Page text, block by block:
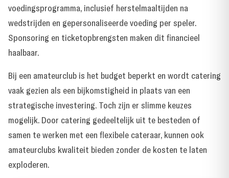
voedingsprogramma, inclusief herstelmaaltijden na
wedstrijden en gepersonaliseerde voeding per speler.
Sponsoring en ticketopbrengsten maken dit financieel
haalbaar.
Bij een amateurclub is het budget beperkt en wordt catering
vaak gezien als een bijkomstigheid in plaats van een
strategische investering. Toch zijn er slimme keuzes
mogelijk. Door catering gedeeltelijk uit te besteden of
samen te werken met een flexibele cateraar, kunnen ook
amateurclubs kwaliteit bieden zonder de kosten te laten
exploderen.